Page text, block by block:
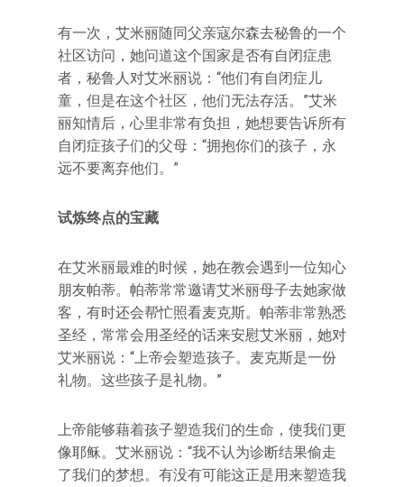
有一次，艾米丽随同父亲寇尔森去秘鲁的一个
社区访问，她问道这个国家是否有自闭症患
者，秘鲁人对艾米丽说：“他们有自闭症儿
童，但是在这个社区，他们无法存活。”艾米
丽知情后，心里非常有负担，她想要告诉所有
自闭症孩子们的父母：“拥抱你们的孩子，永
远不要离弃他们。”
试炼终点的宝藏
在艾米丽最难的时候，她在教会遇到一位知心
朋友帕蒂。帕蒂常常邀请艾米丽母子去她家做
客，有时还会帮忙照看麦克斯。帕蒂非常熟悉
圣经，常常会用圣经的话来安慰艾米丽，她对
艾米丽说：“上帝会塑造孩子。麦克斯是一份
礼物。这些孩子是礼物。”
上帝能够藉着孩子塑造我们的生命，使我们更
像耶稣。艾米丽说：“我不认为诊断结果偷走
了我们的梦想。有没有可能这正是用来塑造我